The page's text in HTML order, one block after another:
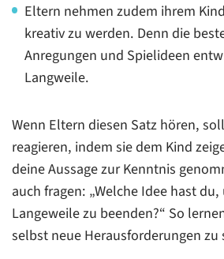
Eltern nehmen zudem ihrem
kreativ zu werden. Denn die
Anregungen und Spielideen
Langweile.
Wenn Eltern diesen Satz hören,
reagieren, indem sie dem Kind
deine Aussage zur Kenntnis
auch fragen: „Welche Idee hast
Langeweile zu beenden?“ So
selbst neue Herausforderungen zu